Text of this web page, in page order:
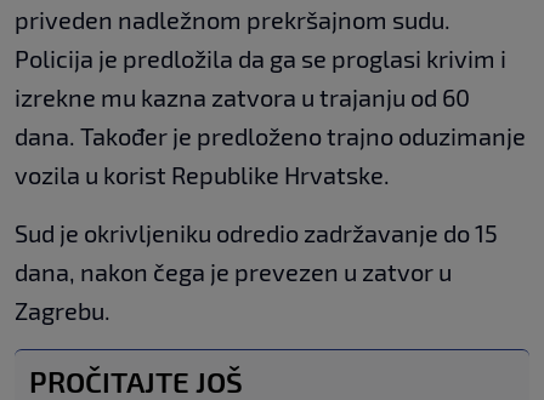
priveden nadležnom prekršajnom sudu.
Policija je predložila da ga se proglasi krivim i
izrekne mu kazna zatvora u trajanju od 60
dana. Također je predloženo trajno oduzimanje
vozila u korist Republike Hrvatske.
Sud je okrivljeniku odredio zadržavanje do 15
dana, nakon čega je prevezen u zatvor u
Zagrebu.
PROČITAJTE JOŠ